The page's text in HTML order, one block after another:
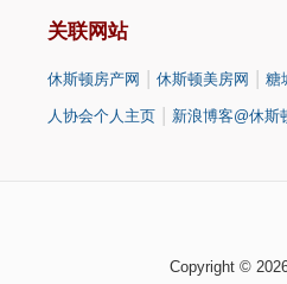
关联网站
休斯顿房产网 | 休斯顿美房网 | 糖
人协会个人主页 | 新浪博客@休斯
Copyright ©